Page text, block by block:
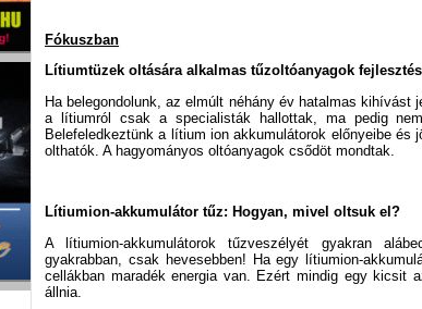
Fókuszban
Lítiumtüzek oltására alkalmas tűzoltóanyagok
Ha belegondolunk, az elmúlt néhány év hatalmas
a lítiumról csak a specialisták hallottak, ma pedig
Belefeledkeztünk a lítium ion akkumulátorok előnyeibe
olthatók. A hagyományos oltóanyagok csődöt mondtak.
Lítiumion-akkumulátor tűz: Hogyan, mivel oltsuk el?
A lítiumion-akkumulátorok tűzveszélyét gyakran
gyakrabban, csak hevesebben! Ha egy lítiumion-
cellákban maradék energia van. Ezért mindig egy kicsit
állnia.